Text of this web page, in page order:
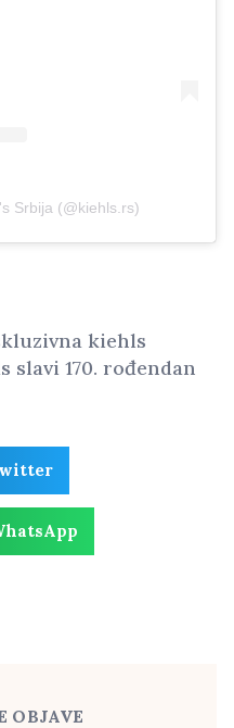
Srbija (@kiehls.rs)
kiehls
slavi 170. rođendan
OBJAVE